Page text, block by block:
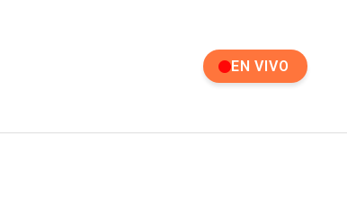
EN VIVO